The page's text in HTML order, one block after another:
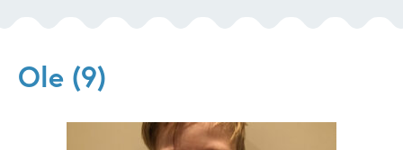
Ole (9)